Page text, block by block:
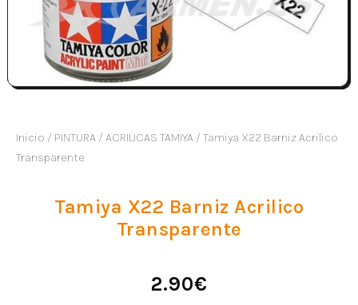
Inicio / PINTURA / ACRILICAS TAMIYA / Tamiya X22 Barniz Acrilico
Transparente
Tamiya X22 Barniz Acrilico
Transparente
2.90€